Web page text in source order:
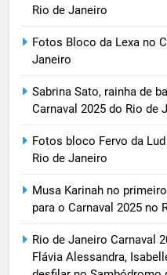
Rio de Janeiro
Fotos Bloco da Lexa no
Janeiro
Sabrina Sato, rainha de
Carnaval 2025 do Rio de
Fotos bloco Fervo da
Rio de Janeiro
Musa Karinah no
para o Carnaval 2025 no
Rio de Janeiro Carnaval
Flávia Alessandra,